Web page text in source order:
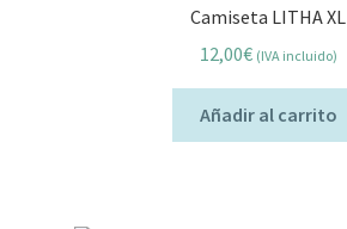
Camiseta LITHA XL
12,00€ (IVA incluido)
Añadir al carrito